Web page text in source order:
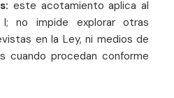
este acotamiento aplica al
no impide explorar otras
en la Ley, ni medios de
cuando procedan conforme